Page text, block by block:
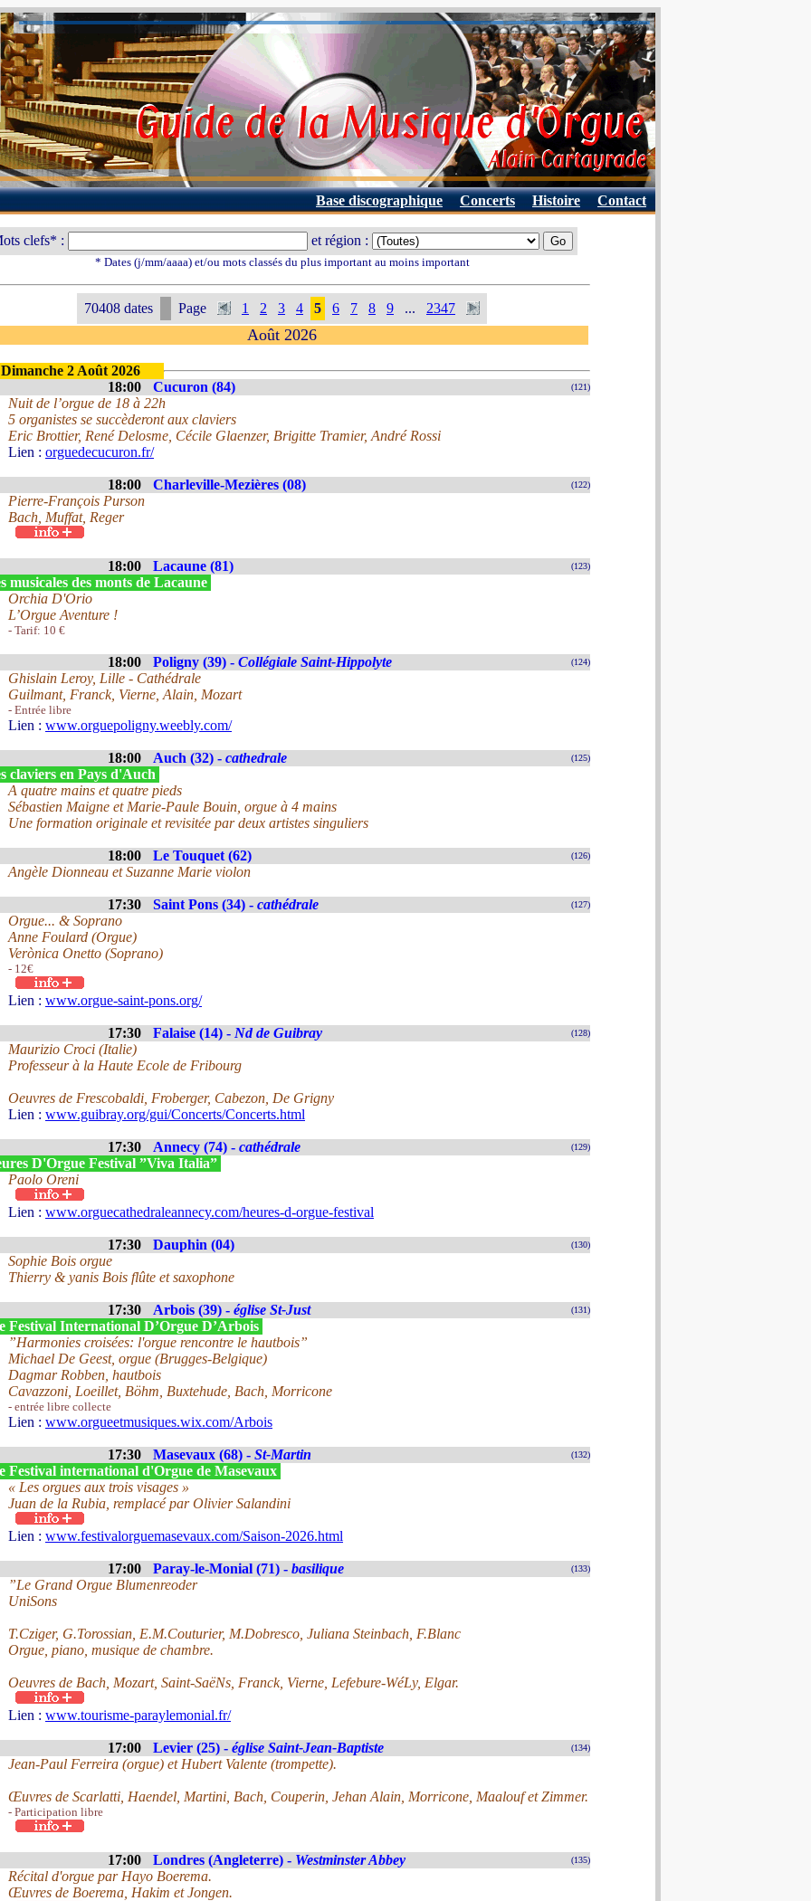
Base discographique Concerts Histoire Contact
clefs* : et région :
* Dates (j/mm/aaaa) et/ou mots classés du plus important au moins important
70408 dates Page 1 2 3 4 5 6 7 8 9 ... 2347
Août 2026
Dimanche 2 Août 2026
18:00
Cucuron (84) (121)
Nuit de l’orgue de 18 à 22h
5 organistes se succèderont aux claviers
Eric Brottier, René Delosme, Cécile Glaenzer, Brigitte Tramier, André Rossi
Lien : orguedecucuron.fr/
18:00 Charleville-Mezières (08) (122)
Pierre-François Purson
Bach, Muffat, Reger
18:00 Lacaune (81) (123)
musicales des monts de Lacaune
Orchia D'Orio
L’Orgue Aventure !
- Tarif: 10 €
18:00 Poligny (39) - Collégiale Saint-Hippolyte (124)
Ghislain Leroy, Lille - Cathédrale
Guilmant, Franck, Vierne, Alain, Mozart
- Entrée libre
Lien : www.orguepoligny.weebly.com/
18:00 Auch (32) - cathedrale (125)
claviers en Pays d'Auch
A quatre mains et quatre pieds
Sébastien Maigne et Marie-Paule Bouin, orgue à 4 mains
Une formation originale et revisitée par deux artistes singuliers
18:00 Le Touquet (62) (126)
Angèle Dionneau et Suzanne Marie violon
17:30 Saint Pons (34) - cathédrale (127)
Orgue... & Soprano
Anne Foulard (Orgue)
Verònica Onetto (Soprano)
- 12€
Lien : www.orgue-saint-pons.org/
17:30 Falaise (14) - Nd de Guibray (128)
Maurizio Croci (Italie)
Professeur à la Haute Ecole de Fribourg
Oeuvres de Frescobaldi, Froberger, Cabezon, De Grigny
Lien : www.guibray.org/gui/Concerts/Concerts.html
17:30 Annecy (74) - cathédrale (129)
D'Orgue Festival ”Viva Italia”
Paolo Oreni
Lien : www.orguecathedraleannecy.com/heures-d-orgue-festival
17:30 Dauphin (04) (130)
Sophie Bois orgue
Thierry & yanis Bois flûte et saxophone
17:30 Arbois (39) - église St-Just (131)
Festival International D’Orgue D’Arbois
”Harmonies croisées: l'orgue rencontre le hautbois”
Michael De Geest, orgue (Brugges-Belgique)
Dagmar Robben, hautbois
Cavazzoni, Loeillet, Böhm, Buxtehude, Bach, Morricone
- entrée libre collecte
Lien : www.orgueetmusiques.wix.com/Arbois
17:30 Masevaux (68) - St-Martin (132)
Festival international d'Orgue de Masevaux
« Les orgues aux trois visages »
Juan de la Rubia, remplacé par Olivier Salandini
Lien : www.festivalorguemasevaux.com/Saison-2026.html
17:00 Paray-le-Monial (71) - basilique (133)
”Le Grand Orgue Blumenreoder
UniSons
T.Cziger, G.Torossian, E.M.Couturier, M.Dobresco, Juliana Steinbach, F.Blanc
Orgue, piano, musique de chambre.
Oeuvres de Bach, Mozart, Saint-SaëNs, Franck, Vierne, Lefebure-WéLy, Elgar.
Lien : www.tourisme-paraylemonial.fr/
17:00 Levier (25) - église Saint-Jean-Baptiste (134)
Jean-Paul Ferreira (orgue) et Hubert Valente (trompette).
Œuvres de Scarlatti, Haendel, Martini, Bach, Couperin, Jehan Alain, Morricone, Maalouf et Zimmer.
- Participation libre
17:00 Londres (Angleterre) - Westminster Abbey (135)
Récital d'orgue par Hayo Boerema.
Œuvres de Boerema, Hakim et Jongen.